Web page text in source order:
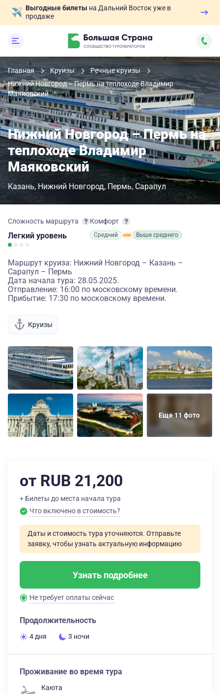
Выгодные билеты на Дальний Восток уже в
продаже
Главная Круизы
Речные круизы
Нижний Новгород – Пермь на теплоходе Владимир
Маяковский
Нижний Новгород – Пермь на
теплоходе Владимир
Маяковский
Казань Нижний Новгород Пермь Сарапул
Сложность маршрута
Легкий уровень
Комфорт
Средний Выше среднего
Маршрут круиза: Нижний Новгород – Казань –
Сарапул – Пермь
Дата начала тура: 28.05.2025.
Отправление: 16:00 по московскому времени.
Прибытие: 17:30 по московскому времени.
Круизы
Еще 11 фото
от RUB 21,200
+ Билеты до места начала тура
Что включено в стоимость?
Даты и стоимость тура уточняются. Отправьте
заявку, чтобы узнать актуальную информацию
Узнать подробнее
Не требует оплаты сейчас
Продолжительность
4 дня 3 ночи
Проживание во время тура
Каюта